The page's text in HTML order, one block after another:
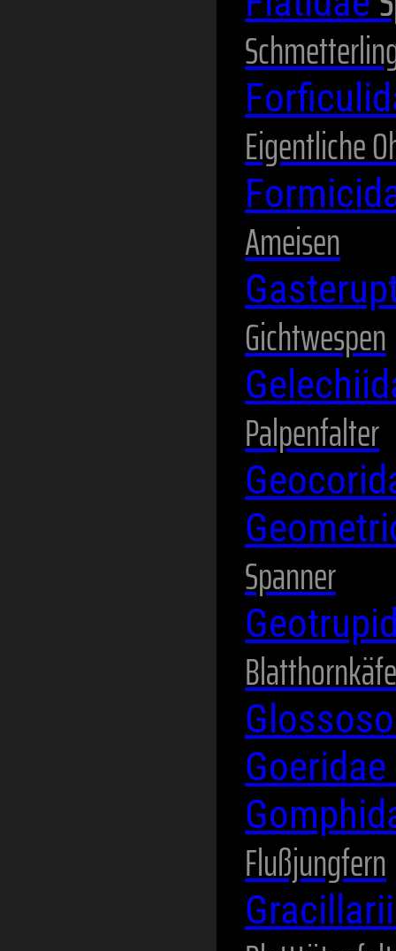
Eigentliche
Ameisen
Gichtwespen
Palpenfalter
Spanner
Goeridae
Flußjungfern